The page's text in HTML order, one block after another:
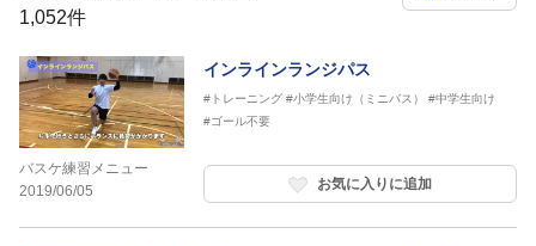
1,052件
バスケ練習メニュー
2019/06/05
インラインランジパス
#トレーニング #小学生向け（ミニバス）
#中学生向け
#ゴール不要
お気に入りに追加